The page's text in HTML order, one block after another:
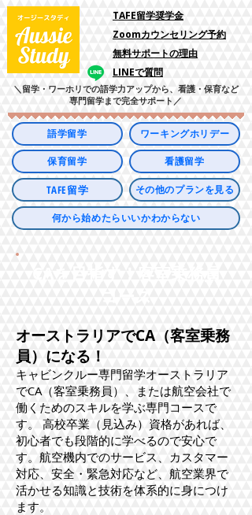
​TAFE留学奨学金
Zoomカウンセリング予約
​無料サポートの理由
LINEで質問
＼留学・ワーホリでの語学力アップから、看護・保育など
専門留学まで完全サポート／
語学留学
保育留学
TAFE留学
ワーキングホリデー
看護留学
その他のプランを見る
何から始めたらいいかわからない
オーストラリアでCA（客室乗務
員）になる！
キャビンクルー専門留学オーストラリア
でCA（客室乗務員）、または航空会社で
働くためのスキルを学ぶ専門コースで
す。 高校卒業（見込み）資格があれば、
初心者でも段階的に学べるので安心で
す。航空機内でのサービス、カスタマー
対応、安全・緊急対応など、航空業界で
活かせる知識と技術を体系的に身につけ
ます。